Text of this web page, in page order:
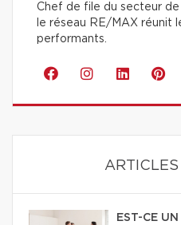
Chef de file du secteur de
le réseau RE/MAX réunit
performants.
EST-CE